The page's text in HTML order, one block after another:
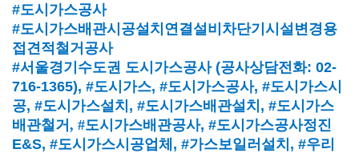
#도시가스공사
#도시가스배관시공설치연결설비차단기시설변경용
접견적철거공사
#서울경기수도권 도시가스공사 (공사상담전화: 02-
716-1365), #도시가스, #도시가스공사, #도시가스시
공, #도시가스설치 , #도시가스배관설치 , #도시가스
배관철거, #도시가스배관공사, #도시가스공사정진
E&S, #도시가스시공업체 , #가스보일러설치 , #우리